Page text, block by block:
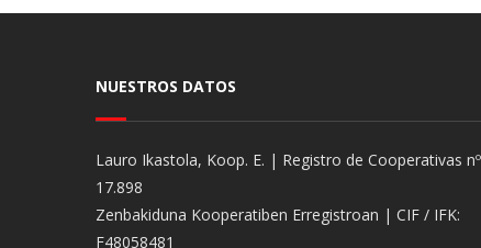
NUESTROS DATOS
Lauro Ikastola, Koop. E. | Registro de Cooperativas nº
17.898
Zenbakiduna Kooperatiben Erregistroan | CIF / IFK:
F48058481